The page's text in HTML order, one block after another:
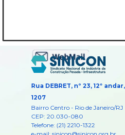
Rua DEBRET, nº 23, 12º
1207
Bairro Centro - Rio de Janeiro/RJ
CEP: 20.030-080
Telefone: (21) 2210-1322